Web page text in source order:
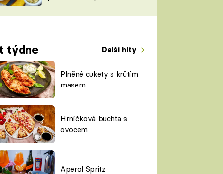
týdne Další hity
Plněné cukety s krůtím
masem
Hrníčková buchta s
ovocem
Aperol Spritz